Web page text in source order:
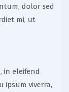
dolor sed
mi, ut
in eleifend
ipsum viverra,